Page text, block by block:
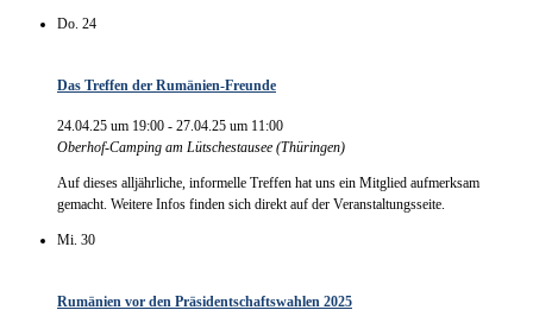
Do. 24
Das Treffen der Rumänien-Freunde
24.04.25 um 19:00 - 27.04.25 um 11:00
Oberhof-Camping am Lütschestausee (Thüringen)
Auf dieses alljährliche, informelle Treffen hat uns ein Mitglied aufmerksam
gemacht. Weitere Infos finden sich direkt auf der Veranstaltungsseite.
Mi. 30
Rumänien vor den Präsidentschaftswahlen 2025